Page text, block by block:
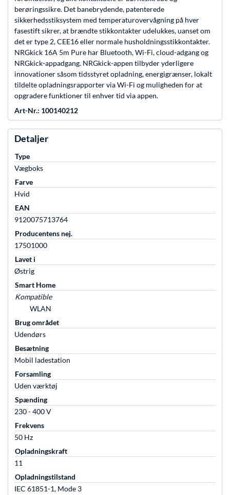
berøringssikre. Det banebrydende, patenterede
sikkerhedsstiksystem med temperaturovervågning på hver
fasestift sikrer, at brændte stikkontakter udelukkes, uanset om
det er type 2, CEE16 eller normale husholdningsstikkontakter.
NRGkick 16A 5m Pure har Bluetooth, Wi-Fi, cloud-adgang og
NRGkick-appadgang. NRGkick-appen tilbyder yderligere
innovationer såsom tidsstyret opladning, energigrænser, lokalt
tildelte opladningsrapporter via Wi-Fi og muligheden for at
opgradere funktioner til enhver tid via appen.
Art-Nr.: 100140212
Detaljer
Type
Vægboks
Farve
Hvid
EAN
9120075713764
Producentens nej.
17501000
Lavet i
Østrig
Smart Home
Kompatible
WLAN
Brug området
Udendørs
Besætning
Mobil ladestation
Forsamling
Uden værktøj
Spænding
230 - 400 V
Frekvens
50 Hz
Opladningskraft
11
Opladningstilstand
IEC 61851-1, Mode 3